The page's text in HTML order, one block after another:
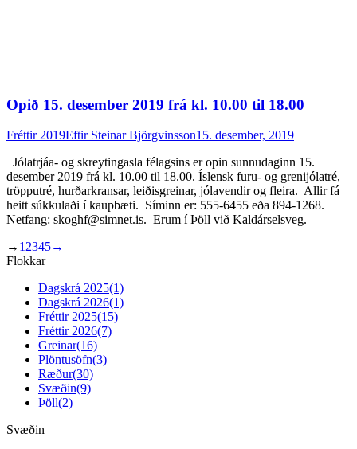
Opið 15. desember 2019 frá kl. 10.00 til 18.00
Fréttir 2019Eftir Steinar Björgvinsson15. desember, 2019
Jólatrjáa- og skreytingasla félagsins er opin sunnudaginn 15.
desember 2019 frá kl. 10.00 til 18.00. Íslensk furu- og grenijólatré,
tröpputré, hurðarkransar, leiðisgreinar, jólavendir og fleira. Allir fá
heitt súkkulaði í kaupbæti. Síminn er: 555-6455 eða 894-1268.
Netfang: skoghf@simnet.is. Erum í Þöll við Kaldárselsveg.
→ 1 2345→
Flokkar
Dagskrá 2025(1)
Dagskrá 2026(1)
Fréttir 2025(15)
Fréttir 2026(7)
Greinar(16)
Plöntusöfn(3)
Ræður(30)
Svæðin(9)
Þöll(2)
Svæðin